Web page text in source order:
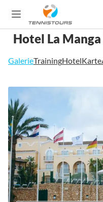
Hotel La
GalerieTrainingHotelKarte
Ende
der
Bildgalerie
springen